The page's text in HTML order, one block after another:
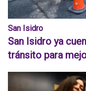
San Isidro
San Isidro ya
tránsito para